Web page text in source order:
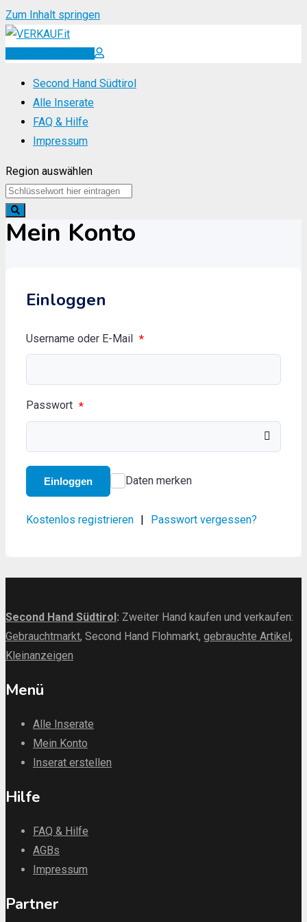
Zum Inhalt springen
Inserat erstellen
Second Hand Südtirol
Alle Inserate
FAQ & Hilfe
Impressum
Region auswählen
Mein Konto
Einloggen
Username oder E-Mail *
Passwort *
Einloggen Daten merken
Kostenlos registrieren | Passwort vergessen?
Second Hand Südtirol: Zweiter Hand kaufen und verkaufen:
Gebrauchtmarkt, Second Hand Flohmarkt, gebrauchte Artikel,
Kleinanzeigen
Menü
Alle Inserate
Mein Konto
Inserat erstellen
Hilfe
FAQ & Hilfe
AGBs
Impressum
Partner